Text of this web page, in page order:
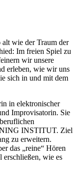
wie der Traum der
Im freien Spiel zu
wir unsere
erleben, wie wir uns
sich in und mit dem
in elektronischer
Improvisatorin. Sie
INSTITUT. Ziel
zu erweitern.
das „reine“ Hören
erschließen, wie es